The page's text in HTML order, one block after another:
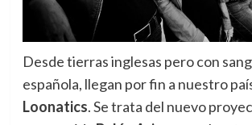
Desde tierras inglesas pero con
española, llegan por fin a nuestro
Loonatics.Se trata del nuevo